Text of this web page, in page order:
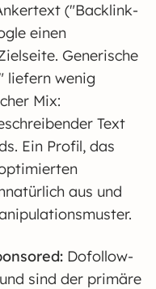
("Backlink-
einen
Generische
liefern wenig
Mix:
Text
Ein Profil, das
aus und
Dofollow-
sind der primäre